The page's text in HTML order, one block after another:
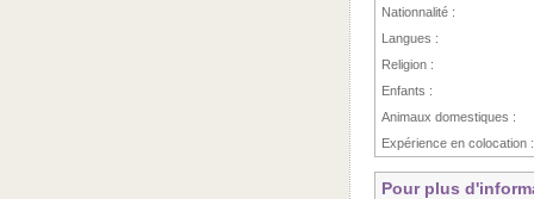
Nationnalité :
Langues :
Religion :
Enfants :
Animaux domestiques :
Expérience en colocation :
Pour plus